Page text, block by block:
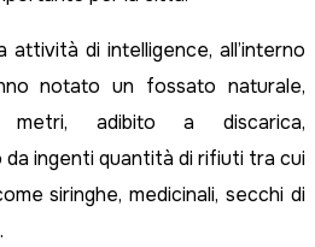
di intelligence, all’interno
notato un fossato naturale,
adibito a discarica,
ingenti quantità di rifiuti tra cui
siringhe, medicinali, secchi di